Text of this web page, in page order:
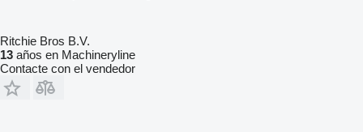
Ritchie Bros B.V.
13 años en Machineryline
Contacte con el vendedor